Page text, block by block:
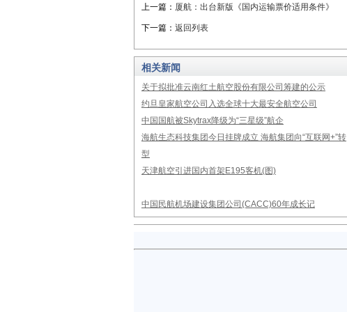
上一篇： 厦航：出台新版《国内运输票价适用条件》
下一篇： 返回列表
相关新闻
关于拟批准云南红土航空股份有限公司筹建的公示
约旦皇家航空公司入选全球十大最安全航空公司
中国国航被Skytrax降级为“三星级”航企
海航生态科技集团今日挂牌成立 海航集团向“互联网+”转
型
天津航空引进国内首架E195客机(图)
中国民航机场建设集团公司(CACC)60年成长记